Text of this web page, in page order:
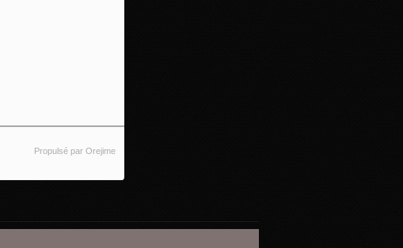
Propulsé par Orejime